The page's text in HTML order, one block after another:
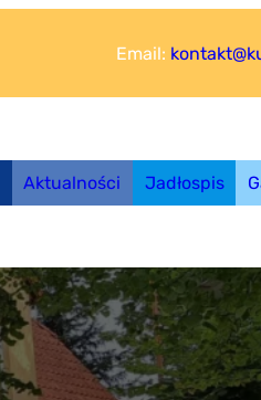
Email:
Aktualności Jadłospis